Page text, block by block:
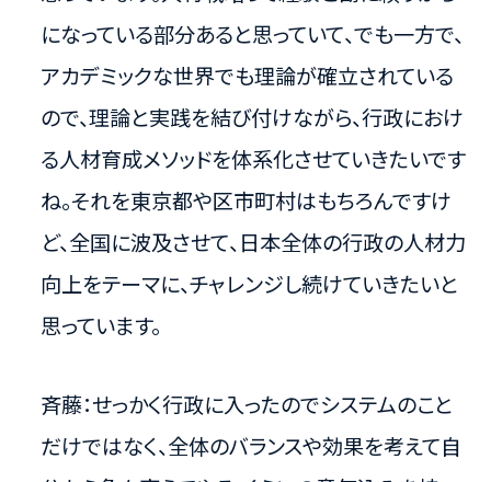
になっている部分あると思っていて、でも一方で、
アカデミックな世界でも理論が確立されている
ので、理論と実践を結び付けながら、行政におけ
る人材育成メソッドを体系化させていきたいです
ね。それを東京都や区市町村はもちろんですけ
ど、全国に波及させて、日本全体の行政の人材力
向上をテーマに、チャレンジし続けていきたいと
思っています。
斉藤：せっかく行政に入ったのでシステムのこと
だけではなく、全体のバランスや効果を考えて自